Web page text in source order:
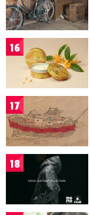
16
17
18